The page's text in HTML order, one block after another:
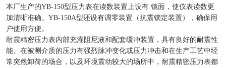
本厂生产的YB-150型压力表在读数装置上设有 镜面，使仪表读数更
加清晰准确。YB-150A型还设有调零装置（抗震锁定装置），确保用
户使用方便。
耐震精密压力表内部充灌阻尼液和配套缓冲装置，具有良好的耐震性
能。在被测介质的压力有强烈脉冲变化或压力冲击和在生产工艺中经
常突然卸荷的场合，以及环境震动较大的场所中，耐震精密压力表都